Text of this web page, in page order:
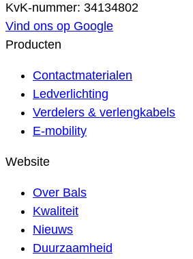
KvK-nummer: 34134802
Vind ons op Google
Producten
Contactmaterialen
Ledverlichting
Verdelers & verlengkabels
E-mobility
Website
Over Bals
Kwaliteit
Nieuws
Duurzaamheid